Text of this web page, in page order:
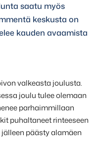
saatu myös
keskusta on
kauden avaamista
valkeasta joulusta.
joulu tulee olemaan
parhaimmillaan
puhaltaneet rinteeseen
päästy alamäen